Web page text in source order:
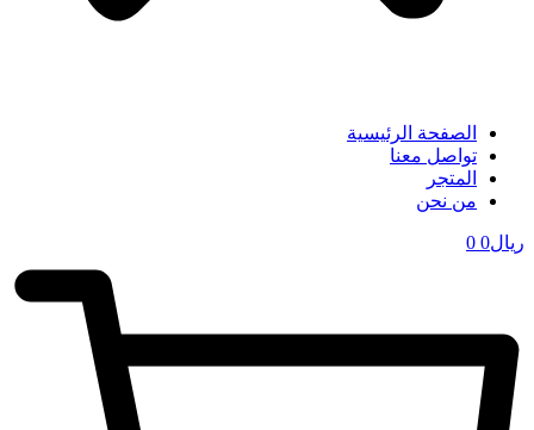
الصفحة الرئيسية
تواصل معنا
المتجر
من نحن
ریال0
0